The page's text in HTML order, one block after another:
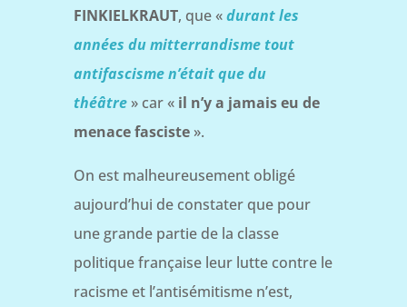
FINKIELKRAUT, que «durant les
années du mitterrandisme tout
antifascisme n’était que du
théâtre » car «il n’y a jamais eu de
menace fasciste ».
On est malheureusement obligé
aujourd’hui de constater que pour
une grande partie de la classe
politique française leur lutte contre le
racisme et l’antisémitisme n’est,